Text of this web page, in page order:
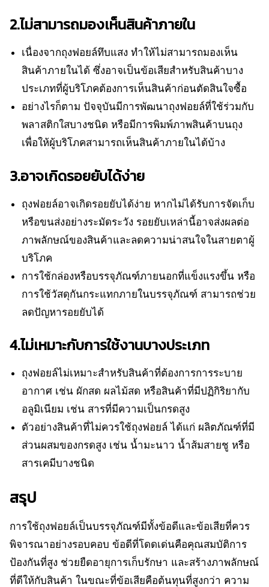
2.ไม่สามารถมองเห็นสินค้าภายใน
เนื่องจากถุงฟอยล์ทึบแสง ทำให้ไม่สามารถมองเห็น
สินค้าภายในได้ ซึ่งอาจเป็นข้อเสียสำหรับสินค้าบาง
ประเภทที่ผู้บริโภคต้องการเห็นสินค้าก่อนตัดสินใจซื้อ
อย่างไรก็ตาม ปัจจุบันมีการพัฒนาถุงฟอยล์ที่ใช้ร่วมกับ
พลาสติกใสบางชนิด หรือมีการพิมพ์ภาพสินค้าบนถุง
เพื่อให้ผู้บริโภคสามารถเห็นสินค้าภายในได้บ้าง
3.อาจเกิดรอยยับได้ง่าย
ถุงฟอยล์อาจเกิดรอยยับได้ง่าย หากไม่ได้รับการจัดเก็บ
หรือขนส่งอย่างระมัดระวัง รอยยับเหล่านี้อาจส่งผลต่อ
ภาพลักษณ์ของสินค้าและลดความน่าสนใจในสายตาผู้
บริโภค
การใช้กล่องหรือบรรจุภัณฑ์ภายนอกที่แข็งแรงขึ้น หรือ
การใช้วัสดุกันกระแทกภายในบรรจุภัณฑ์ สามารถช่วย
ลดปัญหารอยยับได้
4.ไม่เหมาะกับการใช้งานบางประเภท
ถุงฟอยล์ไม่เหมาะสำหรับสินค้าที่ต้องการการระบาย
อากาศ เช่น ผักสด ผลไม้สด หรือสินค้าที่มีปฏิกิริยากับ
อลูมิเนียม เช่น สารที่มีความเป็นกรดสูง
ตัวอย่างสินค้าที่ไม่ควรใช้ถุงฟอยล์ ได้แก่ ผลิตภัณฑ์ที่มี
ส่วนผสมของกรดสูง เช่น น้ำมะนาว น้ำส้มสายชู หรือ
สารเคมีบางชนิด
สรุป
การใช้ถุงฟอยล์เป็นบรรจุภัณฑ์มีทั้งข้อดีและข้อเสียที่ควร
พิจารณาอย่างรอบคอบ ข้อดีที่โดดเด่นคือคุณสมบัติการ
ป้องกันที่สูง ช่วยยืดอายุการเก็บรักษา และสร้างภาพลักษณ์
ที่ดีให้กับสินค้า ในขณะที่ข้อเสียคือต้นทุนที่สูงกว่า ความ